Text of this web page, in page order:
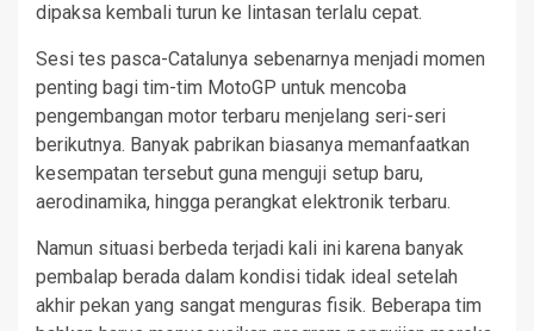
dipaksa kembali turun ke lintasan terlalu cepat.
Sesi tes pasca-Catalunya sebenarnya menjadi momen
penting bagi tim-tim MotoGP untuk mencoba
pengembangan motor terbaru menjelang seri-seri
berikutnya. Banyak pabrikan biasanya memanfaatkan
kesempatan tersebut guna menguji setup baru,
aerodinamika, hingga perangkat elektronik terbaru.
Namun situasi berbeda terjadi kali ini karena banyak
pembalap berada dalam kondisi tidak ideal setelah
akhir pekan yang sangat menguras fisik. Beberapa tim